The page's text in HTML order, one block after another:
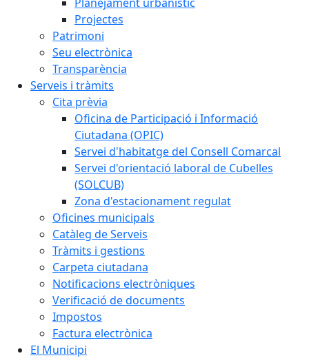
Projectes
Patrimoni
Seu electrònica
Transparència
Serveis i tràmits
Cita prèvia
Oficina de Participació i Informació
Ciutadana (OPIC)
Servei d'habitatge del Consell Comarcal
Servei d'orientació laboral de Cubelles
(SOLCUB)
Zona d'estacionament regulat
Oficines municipals
Catàleg de Serveis
Tràmits i gestions
Carpeta ciutadana
Notificacions electròniques
Verificació de documents
Impostos
Factura electrònica
El Municipi